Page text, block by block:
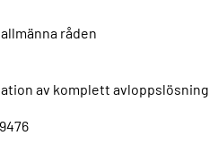
råden
av komplett avloppslösning